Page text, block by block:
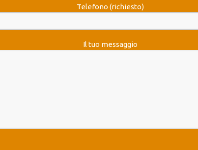
Telefono (richiesto)
Il tuo messaggio